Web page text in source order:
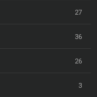
27
36
26
3